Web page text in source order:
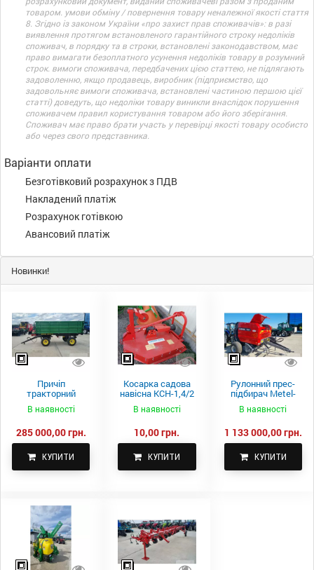
товаром. умови обміну / повернення товару неналежної якості стаття
8. Згідно із законом України «про захист прав споживачів»: в разі
виявлення протягом встановленого гарантійного строку недоліків
споживач, в порядку та в строки, встановлені законодавством, має
право вимагати безоплатного усунення недоліків товару в розумний
строк. вимоги споживача, передбачених цією статтею, не підлягають
задоволенню, якщо продавець, виробник (підприємство, що
задовольняє вимоги споживача, встановлені частиною першою цієї
статті) доведуть, що недоліки товару виникли внаслідок порушення
споживачем правил користування товаром або його зберігання.
Споживач має право брати участь у перевірці якості товару особисто
або через свого представника.
Варіанти оплати
Безготівковий розрахунок з ПДВ
Накладений платіж
Розрахунок готівкою
Авансовий платіж
Новинки!
Причіп
тракторний
самоскидний
Spike 2 ПТС-4
В наявності
285 000,00 грн.
КУПИТИ
Косарка садова
навісна КСН-1,4/2
В наявності
10,00 грн.
КУПИТИ
Рулонний прес-
підбирач Metel-
Fach Z 587
В наявності
1 133 000,00 грн.
КУПИТИ